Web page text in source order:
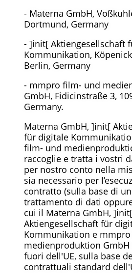
- Materna GmbH,
Dortmund, Germany
- ]init[ Aktiengesellschaft
Kommunikation,
Berlin, Germany
- mmpro film- und
GmbH, Fidicinstraße 3,
Germany.
Materna GmbH, ]init[
für digitale
film- und
raccoglie e tratta i vostri
per nostro conto nella
sia necessario per
contratto (sulla base di
trattamento di dati
cui il Materna GmbH, ]init[
Aktiengesellschaft für
Kommunikation e
medienproduktion
fuori dell'UE, sulla base
contrattuali standard